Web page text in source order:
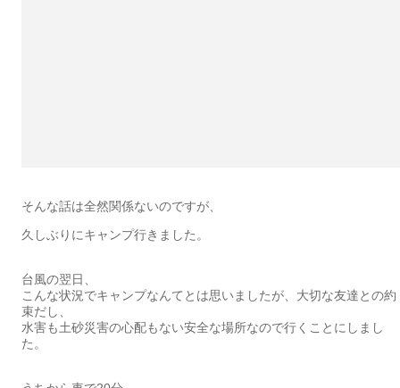
そんな話は全然関係ないのですが、
久しぶりにキャンプ行きました。
台風の翌日、
こんな状況でキャンプなんてとは思いましたが、大切な友達との約
束だし、
水害も土砂災害の心配もない安全な場所なので行くことにしまし
た。